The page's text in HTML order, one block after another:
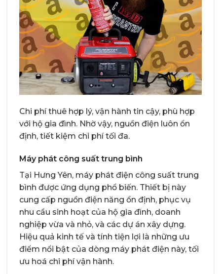
Chi phí thuê hợp lý, vận hành tin cậy, phù hợp
với hộ gia đình. Nhờ vậy, nguồn điện luôn ổn
định, tiết kiệm chi phí tối đa.
Máy phát công suất trung bình
Tại Hưng Yên, máy phát điện công suất trung
bình được ứng dụng phổ biến. Thiết bị này
cung cấp nguồn điện năng ổn định, phục vụ
nhu cầu sinh hoạt của hộ gia đình, doanh
nghiệp vừa và nhỏ, và các dự án xây dựng.
Hiệu quả kinh tế và tính tiện lợi là những ưu
điểm nổi bật của dòng máy phát điện này, tối
ưu hoá chi phí vận hành.